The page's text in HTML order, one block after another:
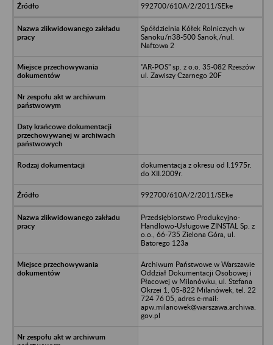
992700/610A/2/2011/SEke
Spółdzielnia Kółek Rolniczych w
Sanoku/n38-500 Sanok,/nul.
Naftowa 2
"AR-POS" sp. z o.o. 35-082 Rzeszów
ul. Zawiszy Czarnego 20F
dokumentacja z okresu od I.1975r.
do XII.2009r.
992700/610A/2/2011/SEke
Przedsiębiorstwo Produkcyjno-
Handlowo-Usługowe ZINSTAL Sp. z
o.o., 66-735 Zielona Góra, ul.
Batorego 123a
Archiwum Państwowe w Warszawie
Oddział Dokumentacji Osobowej i
Płacowej w Milanówku, ul. Stefana
Okrzei 1, 05-822 Milanówek, tel. 22
724 76 05, adres e-mail:
apw.milanowek@warszawa.archiwa.
gov.pl